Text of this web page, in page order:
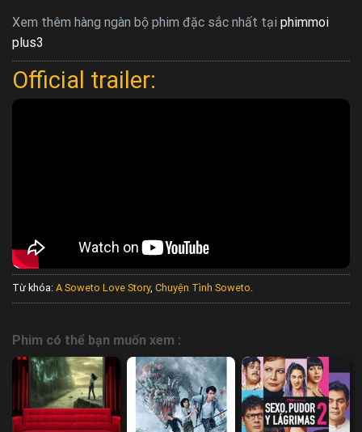
Xem thêm hàng ngàn bộ phim đặc sắc nhất tại phimmoi
plus3
Official trailer:
Từ khóa: A Soweto Love Story, Chuyện Tình Soweto
Phim có thể bạn muốn xem :